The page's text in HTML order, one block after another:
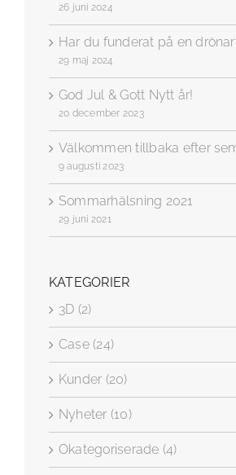
26 juni 2024
Har du funderat på en
29 maj 2024
God Jul & Gott Nytt år!
20 december 2023
Välkommen tillbaka efter
9 augusti 2023
Sommarhälsning 2021
29 juni 2021
KATEGORIER
3D (2)
Case (24)
Kunder (20)
Nyheter (10)
Okategoriserade (4)